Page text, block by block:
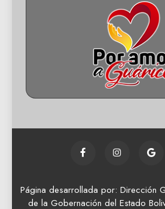
Página desarrollada por: Dirección
de la Gobernación del Estado